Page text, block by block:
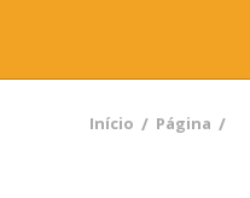
Início / Página /